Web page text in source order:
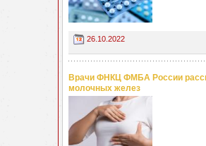
26.10.2022
Врачи ФНКЦ ФМБА России
молочных желез